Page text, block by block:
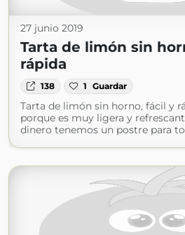
27 junio 2019
Tarta de limón sin
rápida
138 1 Guardar
Tarta de limón sin horno, fácil y
porque es muy ligera y
dinero tenemos un postre para